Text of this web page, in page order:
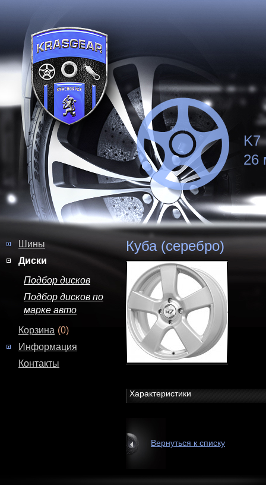
K7
26
Шины
Диски
Подбор дисков
Подбор дисков по
марке авто
Корзина (0)
Информация
Контакты
Куба (серебро)
Характеристики
Вернуться к списку